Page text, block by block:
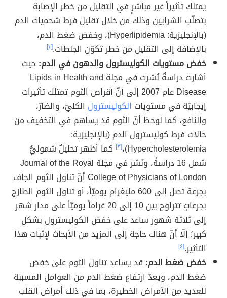
يمتلك تأثيراً غير مباشرٍ في التقليل من خطر الإصابة
بتصلّب الشرايين وذلك من خلال تقليل فرط شحميات الدم
(بالإنجليزية: Hyperlipidemia)، وخفض ضغط الدم،
بالإضافة إلى التقليل من خطر تكوّن الجلطات.[٢]
خفض مستويات الكوليسترول والدهون في الدم:حيث
أشارت دراسةٌ نُشرت في مجلة Lipids in Health and
Disease عام 2007 إلى أنّ أقراص الثوم تمتلك تأثيرات
إيجابيّة في مستويات الكوليسترول الكليّ، والضارّ،
والنافع، كما لوحظ أنّ الثوم قد يساهم في التخفيف من
حالات فرط كوليسترول الدم (بالإنجليزية:
Hypercholesterolemia)، [٣] كما أظهر تحليلٌ شموليٌّ
شمل 16 دراسةً، ونُشر في مجلة Journal of the Royal
College of Physicians of London أنّ تناول الثوم الجاف
بجرعة تصل إلى 600 مليغرام يوميّاً، أو تناول الثوم الطازج
بجرعاتٍ تتراوح بين 10 إلى 20 غراماً يوميّاً على مدار شهر
إلى ثلاثة شهور ساعد على خفض الكوليسترول بشكل
كبير؛ إلّا أنّ هناك حاجة إلى المزيد من الأبحاث لإثبات هذا
التأثير.[٤]
خفض ضغط الدم: قد يساعد تناول الثوم على خفض
ضغط الدم، ويعدّ ارتفاع ضغط الدم من العوامل المسببة
للعديد من الأمراض الخطيرة، بما في ذلك أمراض القلب